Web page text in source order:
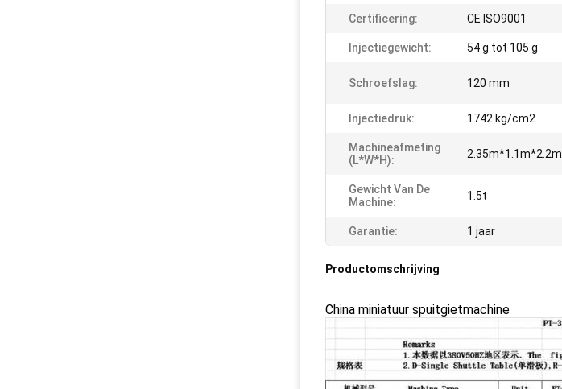
Certificering: CE ISO9001
Injectiegewicht: 54 g tot 105 g
Schroefslag: 120 mm
Injectiedruk: 1742 kg/cm2
Machineafmeting
(L*W*H):
2.35m*1.1m*2.2m
Gewicht Van De
Machine:
1.5t
Garantie: 1 jaar
Productomschrijving
China miniatuur spuitgietmachine